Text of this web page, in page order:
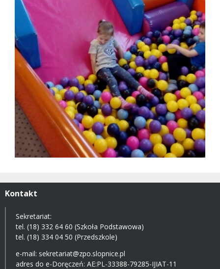
Kontakt
Sekretariat:
tel. (18) 332 64 60 (Szkoła Podstawowa)
tel. (18) 334 04 50 (Przedszkole)
e-mail: sekretariat@zpo.slopnice.pl
adres do e-Doręczeń: AE:PL-33388-79285-IJIAT-11